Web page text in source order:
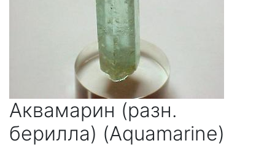
Аквамарин (разн.
берилла) (Aquamarine)